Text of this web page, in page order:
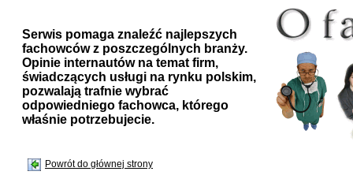
Serwis pomaga znaleźć najlepszych
fachowców z poszczególnych branży.
Opinie internautów na temat firm,
świadczących usługi na rynku polskim,
pozwalają trafnie wybrać
odpowiedniego fachowca, którego
właśnie potrzebujecie.
Powrót do głównej strony